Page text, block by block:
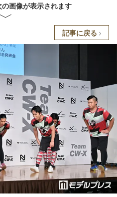
画像が表示されます
記事に戻る